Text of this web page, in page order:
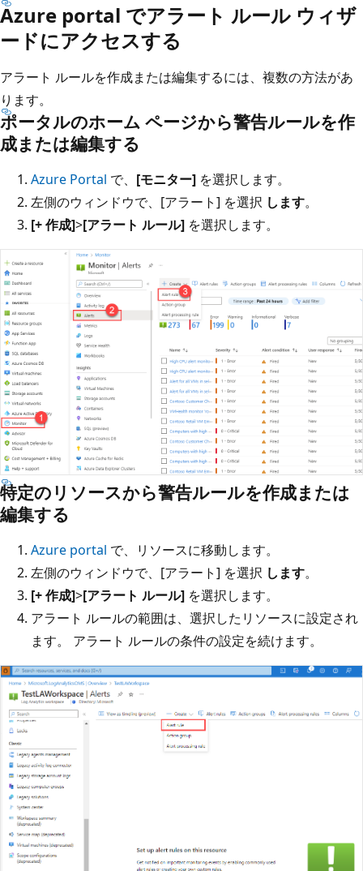
Azure portal でアラート ルール ウィザ
ードにアクセスする
アラート ルールを作成または編集するには、複数の方法があ
ります。
ポータルのホーム ページから警告ルールを作
成または編集する
Azure Portal で、 [モニター] を選択します。
左側のウィンドウで、[アラート] を選択 します。
[+ 作成]>[アラート ルール] を選択します。
特定のリソースから警告ルールを作成または
編集する
Azure portal で、リソースに移動します。
左側のウィンドウで、[アラート] を選択 します。
[+ 作成]>[アラート ルール] を選択します。
アラート ルールの範囲は、選択したリソースに設定され
ます。 アラート ルールの条件の設定を続けます。